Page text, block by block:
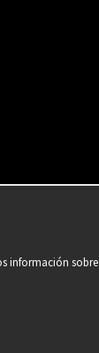
información